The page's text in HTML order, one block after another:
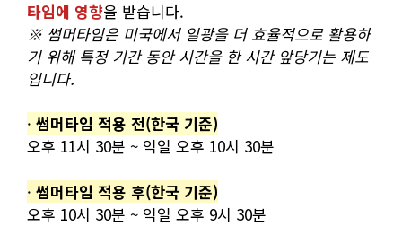
타임에 영향을 받습니다.
※ 썸머타임은 미국에서 일광을 더 효율적으로 활용하
기 위해 특정 기간 동안 시간을 한 시간 앞당기는 제도
입니다.
· 썸머타임 적용 전(한국 기준)
오후 11시 30분 ~ 익일 오후 10시 30분
​· 썸머타임 적용 후(한국 기준)
오후 10시 30분 ~ 익일 오후 9시 30분